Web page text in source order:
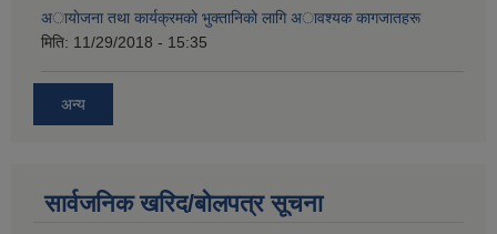
अायाेजना तथा कार्यक्रमकाे भुक्तानिकाे लागि अावश्यक कागजातहरू
मिति: 11/29/2018 - 15:35
अन्य
सार्वजनिक खरिद/बोलपत्र सूचना